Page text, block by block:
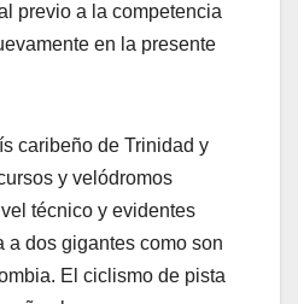
previo a la competencia
en la presente
caribeño de Trinidad y
y velódromos
técnico y evidentes
a dos gigantes como son
El ciclismo de pista